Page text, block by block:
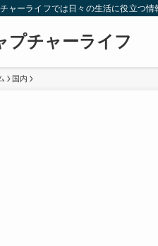
ャーライフでは日々の生活に役立つ
プチャーライフ
国内